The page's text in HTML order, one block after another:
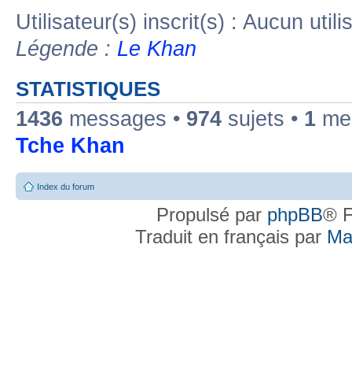
Utilisateur(s) inscrit(s) : Aucun
Légende : Le Khan
STATISTIQUES
1436 messages • 974 sujets • 1
Tche Khan
Index du forum
Propulsé par phpBB®
Traduit en français par